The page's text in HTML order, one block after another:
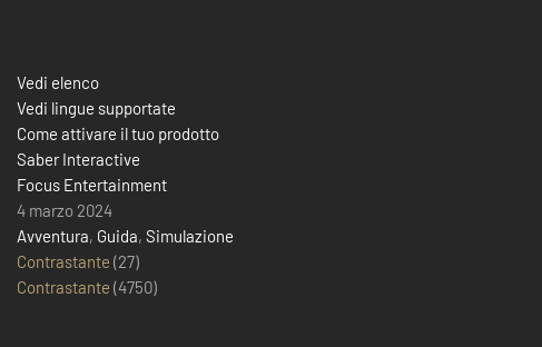
Vedi elenco
Vedi lingue supportate
Come attivare il tuo prodotto
Saber Interactive
Focus Entertainment
4 marzo 2024
Avventura, Guida, Simulazione
Contrastante (27)
Contrastante (4750)